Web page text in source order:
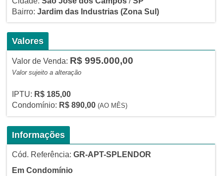
Bairro: Jardim das Industrias (Zona Sul)
Valores
Valor de Venda: R$ 995.000,00
Valor sujeito a alteração
IPTU: R$ 185,00
Condomínio: R$ 890,00 (AO MÊS)
Informações
Cód. Referência: GR-APT-SPLENDOR
Em Condomínio